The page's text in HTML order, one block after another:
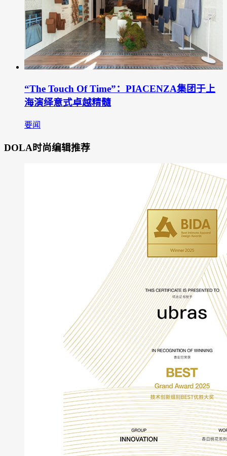
“The Touch Of Time”：PIACENZA集团于上
海演绎意式卓越精髓
要闻
DOLA时尚编辑推荐